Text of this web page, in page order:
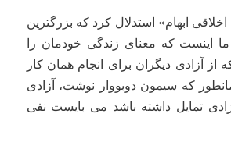
ابهام» استدلال کرد که بزرگترین
اینست که معنای زندگی خودمان را
از آزادی دیگران برای انجام همان کار
که سیمون دوبووار نوشت، آزادی
تمایل داشته باشد می بایست نفی